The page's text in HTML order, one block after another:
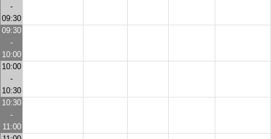
-
09:30
09:30
-
10:00
10:00
-
10:30
10:30
-
11:00